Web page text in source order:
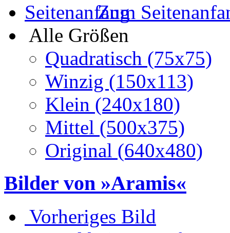
Zum
Alle Größen
Quadratisch (75x75)
Winzig (150x113)
Klein (240x180)
Mittel (500x375)
Original (640x480)
Bilder von »Aramis«
Vorheriges Bild